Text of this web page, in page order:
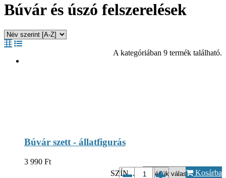
Búvár és úszó felszerelések
A kategóriában 9 termék található.
Búvár szett - állatfigurás
3 990 Ft
SZÍN...*:
Kosárba